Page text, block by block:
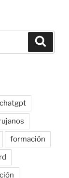
chatgpt
formación